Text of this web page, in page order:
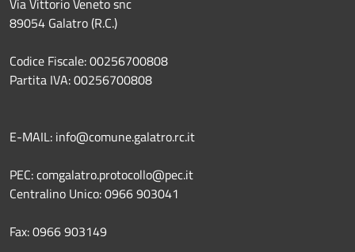
Via Vittorio Veneto snc
89054 Galatro (R.C.)
Codice Fiscale: 00256700808
Partita IVA: 00256700808
E-MAIL: info@comune.galatro.rc.it
PEC: comgalatro.protocollo@pec.it
Centralino Unico: 0966 903041
Fax: 0966 903149